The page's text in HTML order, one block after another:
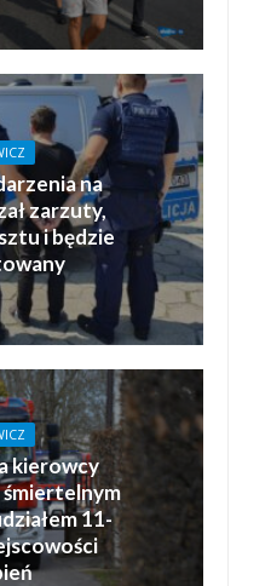
na
zarzuty,
i będzie
kierowcy
śmiertelnym
11-